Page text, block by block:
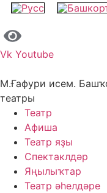
Vk Youtube
М.Ғафури исем.
театры
Театр
Афиша
Театр яҙы
Спектаклдәр
Яңылыҡтар
Театр әһелдәре